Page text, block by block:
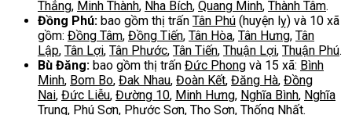
Thắng, Minh Thành, Nha Bích, Quang Minh, Thành Tâm.
Đồng Phú: bao gồm thị trấn Tân Phú (huyện lỵ) và 10 xã
gồm: Đồng Tâm, Đồng Tiến, Tân Hòa, Tân Hưng, Tân
Lập, Tân Lợi, Tân Phước, Tân Tiến, Thuận Lợi, Thuận Phú.
Bù Đăng: bao gồm thị trấn Đức Phong và 15 xã: Bình
Minh, Bom Bo, Đak Nhau, Đoàn Kết, Đăng Hà, Đồng
Nai, Đức Liễu, Đường 10, Minh Hưng, Nghĩa Bình, Nghĩa
Trung, Phú Sơn, Phước Sơn, Thọ Sơn, Thống Nhất.